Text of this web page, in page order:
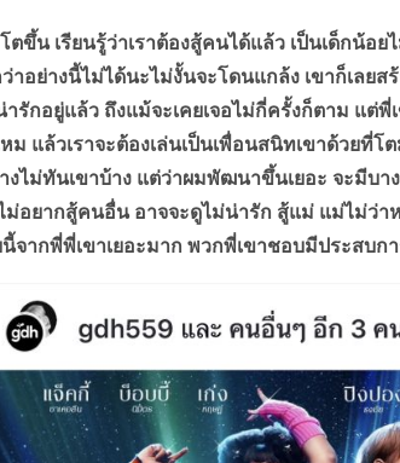
รียนรู้ว่าเราต้องสู้คนได้แล้ว เป็นเด็กน้อยไม่
าอย่างนี้ไม่ได้นะไม่งั้นจะโดนแกล้ง เขาก็เล
ารักอยู่แล้ว ถึงแม้จะเคยเจอไม่กี่ครั้งก็ตาม แต่
หม แล้วเราจะต้องเล่นเป็นเพื่อนสนิทเขาด้วยที่
ไม่ทันเขาบ้าง แต่ว่าผมพัฒนาขึ้นเยอะ จะมีบ
อยากสู้คนอื่น อาจจะดูไม่น่ารัก สู้แม่ แม่ไม่ว่า
นี้จากพี่พี่เขาเยอะมาก พวกพี่เขาชอบมีประสบก